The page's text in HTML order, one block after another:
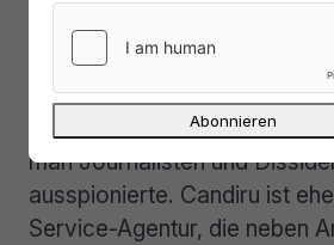
NSO-Konzern ist bekannt
mächtigsten Exploits für das
Mobiltelefonen zu
verkaufen, einschließlich
man Journalisten und
ausspionierte. Candiru ist
Service-Agentur, die neben